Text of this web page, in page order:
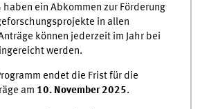
haben ein Abkommen zur Förderung
in allen
können jederzeit im Jahr bei
werden.
endet die Frist für die
am 10. November 2025.